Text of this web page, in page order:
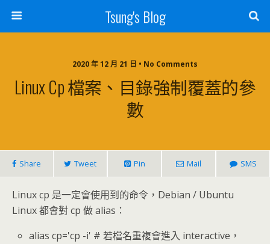
Tsung's Blog
2020 年 12 月 21 日 • No Comments
Linux Cp 檔案、目錄強制覆蓋的參
數
Share Tweet Pin Mail SMS
Linux cp 是一定會使用到的命令，Debian / Ubuntu
Linux 都會對 cp 做 alias：
alias cp='cp -i' # 若檔名重複會進入 interactive，